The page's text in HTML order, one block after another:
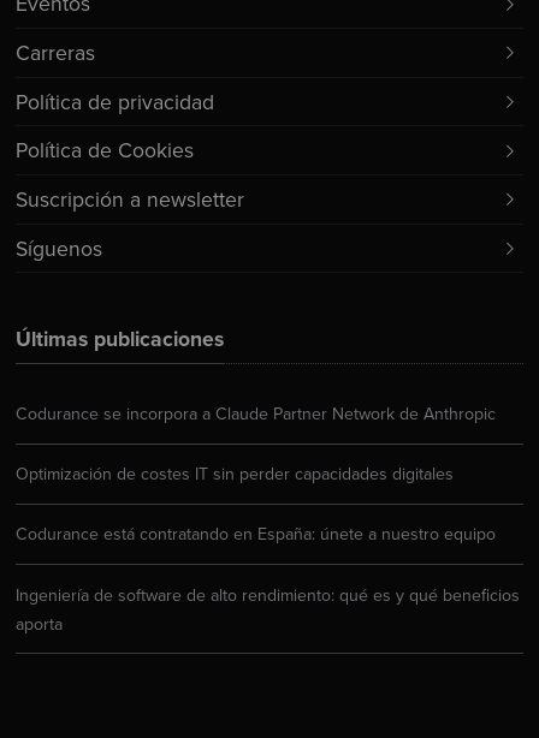
Últimas publicaciones
Codurance se incorpora a Claude Partner Network de Anthropic
Optimización de costes IT sin perder capacidades digitales
Codurance está contratando en España: únete a nuestro equipo
Ingeniería de software de alto rendimiento: qué es y qué beneficios
aporta
Carreras
Política de privacidad
Política de Cookies
Suscripción a newsletter
Síguenos